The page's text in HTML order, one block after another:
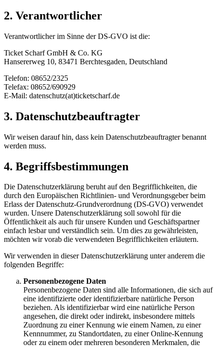
2. Verantwortlicher
Verantwortlicher im Sinne der DS-GVO ist die:
Ticket Scharf GmbH & Co. KG
Hansererweg 10, 83471 Berchtesgaden, Deutschland
Telefon: 08652/2325
Telefax: 08652/690929
E-Mail: datenschutz(at)ticketscharf.de
3. Datenschutzbeauftragter
Wir weisen darauf hin, dass kein Datenschutzbeauftragter benannt
werden muss.
4. Begriffsbestimmungen
Die Datenschutzerklärung beruht auf den Begrifflichkeiten, die
durch den Europäischen Richtlinien- und Verordnungsgeber beim
Erlass der Datenschutz-Grundverordnung (DS-GVO) verwendet
wurden. Unsere Datenschutzerklärung soll sowohl für die
Öffentlichkeit als auch für unsere Kunden und Geschäftspartner
einfach lesbar und verständlich sein. Um dies zu gewährleisten,
möchten wir vorab die verwendeten Begrifflichkeiten erläutern.
Wir verwenden in dieser Datenschutzerklärung unter anderem die
folgenden Begriffe:
Personenbezogene Daten
Personenbezogene Daten sind alle Informationen, die sich auf
eine identifizierte oder identifizierbare natürliche Person
beziehen. Als identifizierbar wird eine natürliche Person
angesehen, die direkt oder indirekt, insbesondere mittels
Zuordnung zu einer Kennung wie einem Namen, zu einer
Kennnummer, zu Standortdaten, zu einer Online-Kennung
oder zu einem oder mehreren besonderen Merkmalen, die